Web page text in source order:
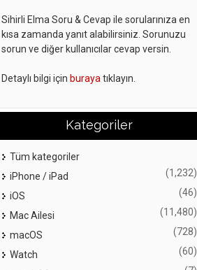
Sihirli Elma Soru & Cevap ile sorularınıza en
kısa zamanda yanıt alabilirsiniz. Sorunuzu
sorun ve diğer kullanıcılar cevap versin.
Detaylı bilgi için buraya tıklayın.
Kategoriler
Tüm kategoriler
iPhone / iPad
(1,232)
iOS (46)
Mac Ailesi (11,480)
macOS (728)
Watch (60)